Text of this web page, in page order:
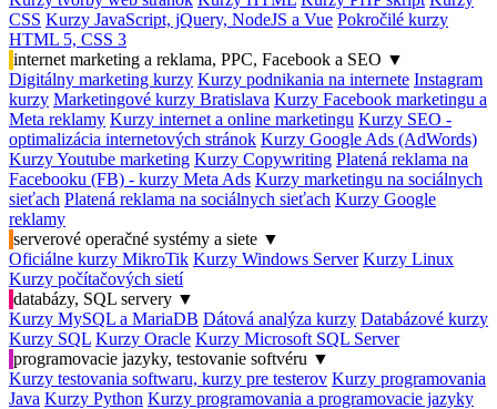
CSS Kurzy JavaScript, jQuery, NodeJS a Vue Pokročilé kurzy
HTML 5, CSS 3
internet marketing a reklama, PPC, Facebook a SEO ▼
Digitálny marketing kurzy Kurzy podnikania na internete Instagram
kurzy Marketingové kurzy Bratislava Kurzy Facebook marketingu a
Meta reklamy Kurzy internet a online marketingu Kurzy SEO -
optimalizácia internetových stránok Kurzy Google Ads (AdWords)
Kurzy Youtube marketing Kurzy Copywriting Platená reklama na
Facebooku (FB) - kurzy Meta Ads Kurzy marketingu na sociálnych
sieťach Platená reklama na sociálnych sieťach Kurzy Google
reklamy
serverové operačné systémy a siete ▼
Oficiálne kurzy MikroTik Kurzy Windows Server Kurzy Linux
Kurzy počítačových sietí
databázy, SQL servery ▼
Kurzy MySQL a MariaDB Dátová analýza kurzy Databázové kurzy
Kurzy SQL Kurzy Oracle Kurzy Microsoft SQL Server
programovacie jazyky, testovanie softvéru ▼
Kurzy testovania softwaru, kurzy pre testerov Kurzy programovania
Java Kurzy Python Kurzy programovania a programovacie jazyky